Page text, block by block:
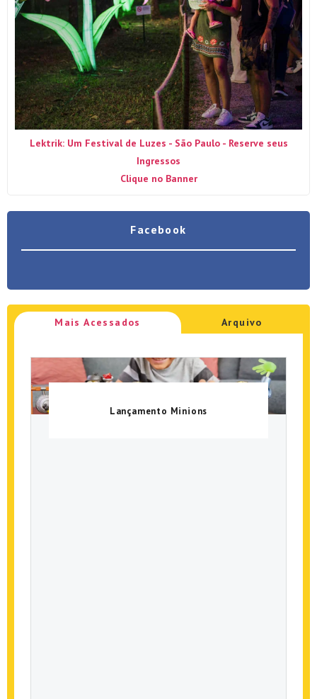
Lektrik: Um Festival de Luzes - São Paulo - Reserve seus
Ingressos
Clique no Banner
Facebook
Mais Acessados Arquivo
Lançamento Minions